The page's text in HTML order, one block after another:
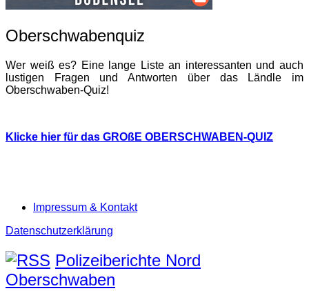
Oberschwabenquiz
Wer weiß es? Eine lange Liste an interessanten und auch
lustigen Fragen und Antworten über das Ländle im
Oberschwaben-Quiz!
Klicke hier für das GROßE OBERSCHWABEN-QUIZ
Impressum & Kontakt
Datenschutzerklärung
Polizeiberichte Nord
Oberschwaben